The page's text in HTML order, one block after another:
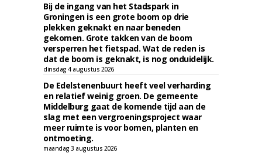
Bij de ingang van het Stadspark in
Groningen is een grote boom op drie
plekken geknakt en naar beneden
gekomen. Grote takken van de boom
versperren het fietspad. Wat de reden is
dat de boom is geknakt, is nog onduidelijk.
dinsdag 4 augustus 2026
De Edelstenenbuurt heeft veel verharding
en relatief weinig groen. De gemeente
Middelburg gaat de komende tijd aan de
slag met een vergroeningsproject waar
meer ruimte is voor bomen, planten en
ontmoeting.
maandag 3 augustus 2026